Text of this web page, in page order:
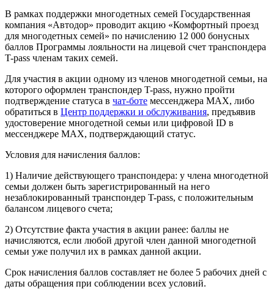
В рамках поддержки многодетных семей Государственная
компания «Автодор» проводит акцию «Комфортный проезд
для многодетных семей» по начислению 12 000 бонусных
баллов Программы лояльности на лицевой счет транспондера
T-pass членам таких семей.
Для участия в акции одному из членов многодетной семьи, на
которого оформлен транспондер T-pass, нужно пройти
подтверждение статуса в чат-боте мессенджера MAX, либо
обратиться в Центр поддержки и обслуживания, предъявив
удостоверение многодетной семьи или цифровой ID в
мессенджере MAX, подтверждающий статус.
Условия для начисления баллов:
1) Наличие действующего транспондера: у члена многодетной
семьи должен быть зарегистрированный на него
незаблокированный транспондер T-pass, с положительным
балансом лицевого счета;
2) Отсутствие факта участия в акции ранее: баллы не
начисляются, если любой другой член данной многодетной
семьи уже получил их в рамках данной акции.
Срок начисления баллов составляет не более 5 рабочих дней с
даты обращения при соблюдении всех условий.